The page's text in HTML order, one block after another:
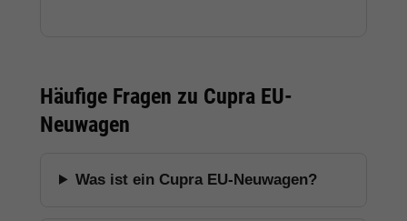
Häufige Fragen zu Cupra EU-
Neuwagen
Was ist ein Cupra EU-Neuwagen?